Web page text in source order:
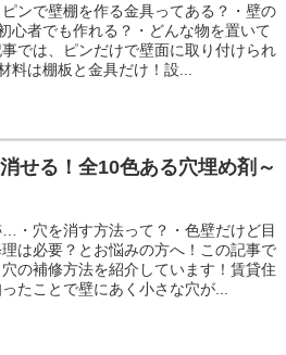
ンで壁棚を作る金具ってある？・壁の
心者でも作れる？・どんな物を置いて
では、ピンだけで壁面に取り付けられ
料は棚板と金具だけ！設...
せる！全10色ある穴埋め剤～
・穴を消す方法って？・色壁だけど目
は必要？とお悩みの方へ！この記事で
の補修方法を紹介しています！賃貸住
たことで壁にあく小さな穴が...